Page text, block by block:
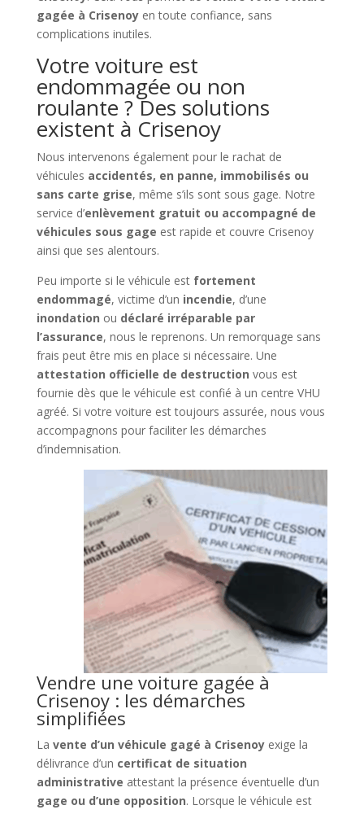
gagée à Crisenoyen toute confiance, sans
complications inutiles.
Votre voiture est
endommagée ou non
roulante ? Des solutions
existent à Crisenoy
Nous intervenons également pour le rachat de
véhicules accidentés, en panne, immobilisés ou
sans carte grise, même s’ils sont sous gage. Notre
service d’enlèvement gratuit ou accompagné de
véhicules sous gage est rapide et couvre Crisenoy
ainsi que ses alentours.
Peu importe si le véhicule est fortement
endommagé, victime d’un incendie, d’une
inondation ou déclaré irréparable par
l’assurance, nous le reprenons. Un remorquage sans
frais peut être mis en place si nécessaire. Une
attestation officielle de destruction vous est
fournie dès que le véhicule est confié à un centre VHU
agréé. Si votre voiture est toujours assurée, nous vous
accompagnons pour faciliter les démarches
d’indemnisation.
Vendre une voiture gagée à
Crisenoy : les démarches
simplifiées
La vente d’un véhicule gagé à Crisenoyexige la
délivrance d’un certificat de situation
administrative attestant la présence éventuelle d’un
gage ou d’une opposition. Lorsque le véhicule est